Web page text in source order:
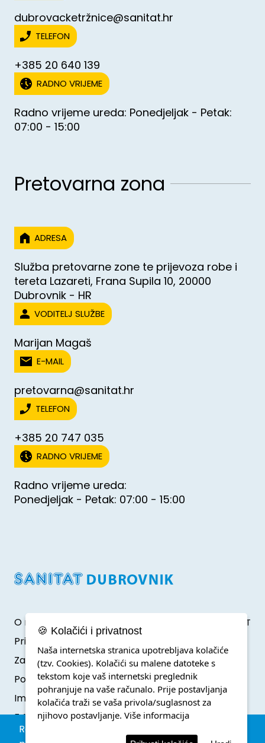
Rezervacija parkinga unutar zone posebnog
dubrovacketržnice@sanitat.hr
TELEFON
+385 20 640 139
RADNO VRIJEME
Radno vrijeme ureda: Ponedjeljak - Petak:
07:00 - 15:00
Pretovarna zona
ADRESA
Služba pretovarne zone te prijevoza robe i
tereta Lazareti, Frana Supila 10, 20000
Dubrovnik - HR
VODITELJ SLUŽBE
Marijan Magaš
E-MAIL
pretovarna@sanitat.hr
TELEFON
+385 20 747 035
RADNO VRIJEME
Radno vrijeme ureda:
Ponedjeljak - Petak: 07:00 - 15:00
O nama
Pristup informacijama
Zaštita osobnih podataka
Politika o kolačićima
Impressum
F.A.Q.
Developed by Klik IT
🍪 Kolačići i privatnost
Naša internetska stranica upotrebljava kolačiće
(tzv. Cookies). Kolačići su malene datoteke s
tekstom koje vaš internetski preglednik
pohranjuje na vaše računalo. Prije postavljanja
kolačića traži se vaša privola/suglasnost za
njihovo postavljanje. Više informacija